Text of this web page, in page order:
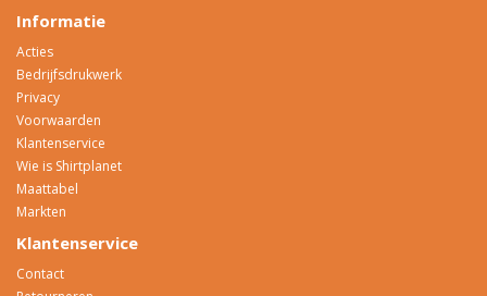
Informatie
Acties
Bedrijfsdrukwerk
Privacy
Voorwaarden
Klantenservice
Wie is Shirtplanet
Maattabel
Markten
Klantenservice
Contact